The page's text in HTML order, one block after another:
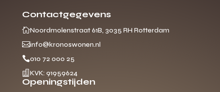
Contactgegevens
Noordmolenstraat 61B, 3035 RH Rotterdam
info@kronoswonen.nl
010 72 000 25
 KVK: 91959624
Openingstijden